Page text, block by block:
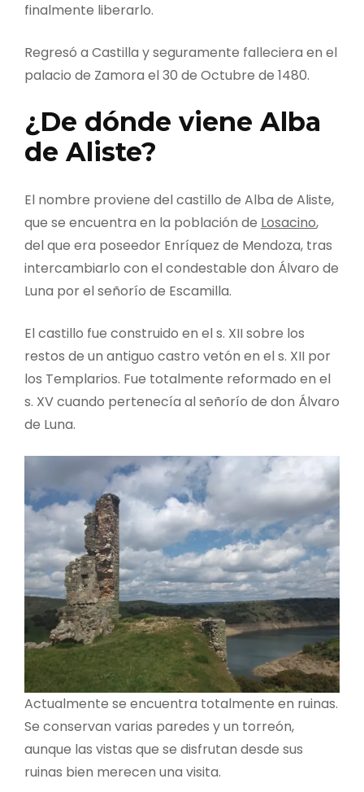
finalmente liberarlo.
Regresó a Castilla y seguramente falleciera en el
palacio de Zamora el 30 de Octubre de 1480.
¿De dónde viene Alba
de Aliste?
El nombre proviene del castillo de Alba de Aliste,
que se encuentra en la población de Losacino,
del que era poseedor Enríquez de Mendoza, tras
intercambiarlo con el condestable don Álvaro de
Luna por el señorío de Escamilla.
El castillo fue construido en el s. XII sobre los
restos de un antiguo castro vetón en el s. XII por
los Templarios. Fue totalmente reformado en el
s. XV cuando pertenecía al señorío de don Álvaro
de Luna.
Actualmente se encuentra totalmente en ruinas.
Se conservan varias paredes y un torreón,
aunque las vistas que se disfrutan desde sus
ruinas bien merecen una visita.